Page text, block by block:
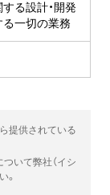
る設計・開発
一切の業務
提供されている
ついて弊社（イシ
。